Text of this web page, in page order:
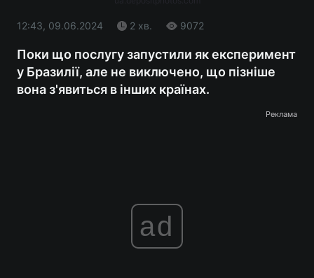
12:43, 09.06.2024 2 хв. 9072
Поки що послугу запустили як експеримент
у Бразилії, але не виключено, що пізніше
вона з'явиться в інших країнах.
Реклама
ad